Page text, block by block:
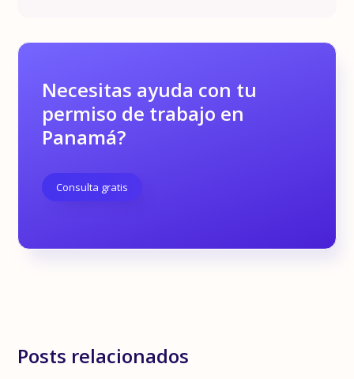
Necesitas ayuda con tu
permiso de trabajo en
Panamá?
Consulta gratis
Posts relacionados